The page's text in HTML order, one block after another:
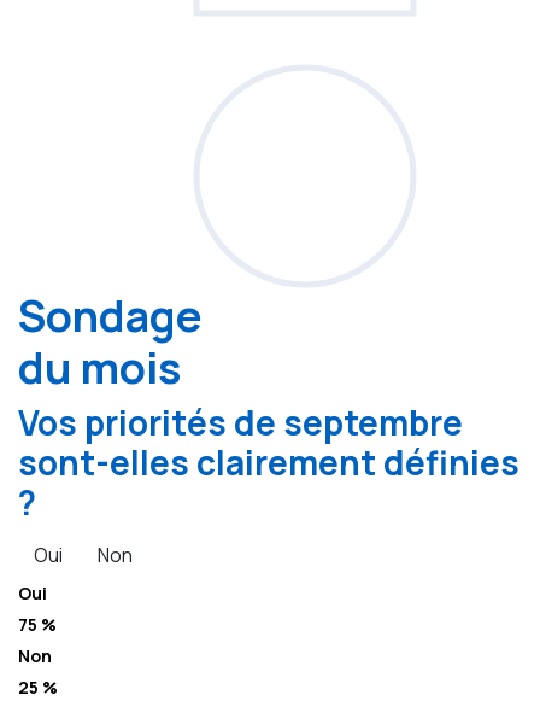
Sondage
du mois
Vos priorités de septembre
sont-elles clairement définies
?
Oui Non
Oui
75 %
Non
25 %